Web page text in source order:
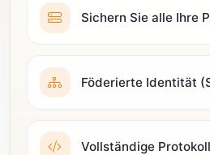
Sichern Sie alle Ihre
Föderierte Identität
Vollständige